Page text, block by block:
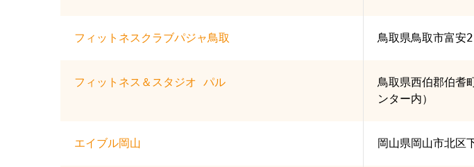
フィットネスクラブパジャ鳥取 鳥取県鳥取市富
フィットネス＆スタジオ パル
鳥取県西伯郡伯耆
ンター内）
エイブル岡山 岡山県岡山市北区